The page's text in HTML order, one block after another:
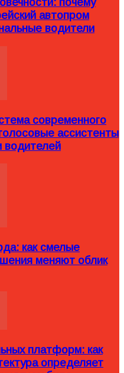
автопром
водители
современного
ассистенты
водителей
как смелые
меняют облик
платформ: как
определяет